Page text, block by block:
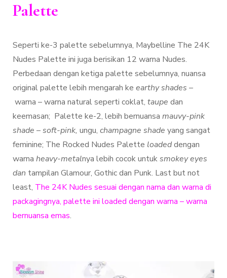
Palette
Seperti ke-3 palette sebelumnya, Maybelline The 24K
Nudes Palette ini juga berisikan 12 warna Nudes.
Perbedaan dengan ketiga palette sebelumnya, nuansa
original palette lebih mengarah ke earthy shades –
warna – warna natural seperti coklat, taupe dan
keemasan; Palette ke-2, lebih bernuansa mauvy-pink
shade –soft-pink, ungu, champagne shade yang sangat
feminine; The Rocked Nudes Palette loadeddengan
warna heavy-metalnya lebih cocok untuksmokey eyes
dan tampilan Glamour, Gothic dan Punk. Last but not
least, The 24K Nudes sesuai dengan nama dan warna di
packagingnya, palette ini loaded dengan warna – warna
bernuansa emas.